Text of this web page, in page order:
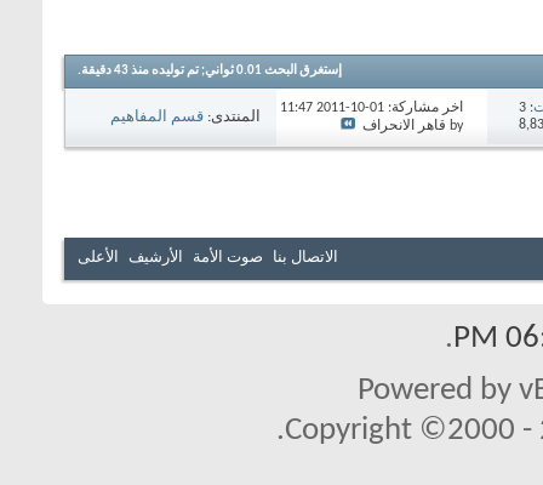
إستغرق البحث 0.01ثواني; تم توليده منذ 43 دقيقة.
: 3 آخر مشاركة: 01-10-2011
11:47
PM
by قاهر الانحراف
المنتدى: قسم المفاهيم
الاتصال بنا صوت الأمة الأرشيف الأعلى
.
Powered by
Copyright ©2000 -